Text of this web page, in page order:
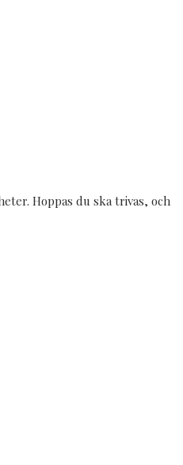
Hoppas du ska trivas, och